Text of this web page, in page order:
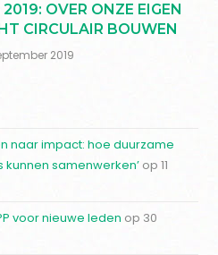
OVER ONZE EIGEN
CIRCULAIR BOUWEN
2019
naar impact: hoe duurzame
samenwerken’ op 11
voor nieuwe leden op 30